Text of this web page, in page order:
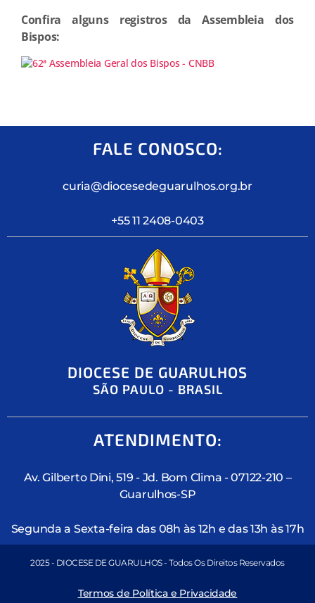
Confira alguns registros da Assembleia dos
Bispos:
FALE CONOSCO:
curia@diocesedeguarulhos.org.br
+55 11 2408-0403
DIOCESE DE GUARULHOS
SÃO PAULO - BRASIL
ATENDIMENTO:
Av. Gilberto Dini, 519 - Jd. Bom Clima - 07122-210 –
Guarulhos-SP
Segunda a Sexta-feira das 08h às 12h e das 13h às 17h
2025 - DIOCESE DE GUARULHOS - Todos Os Direitos Reservados
Termos de Política e Privacidade